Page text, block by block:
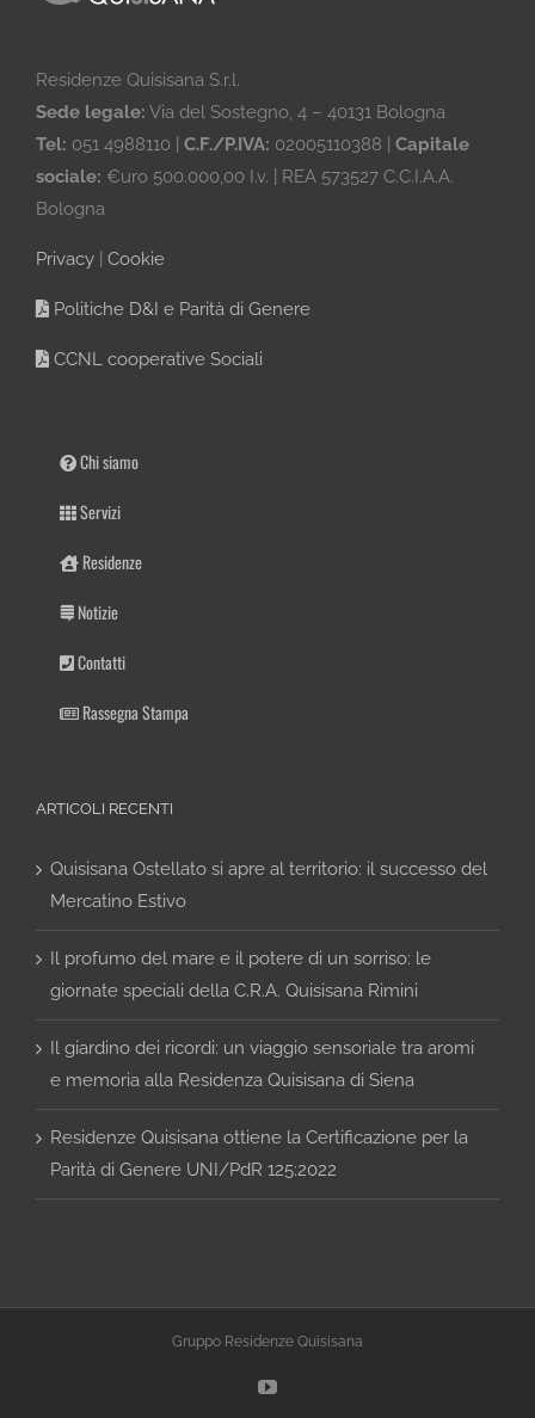
Residenze Quisisana S.r.l.
Sede legale: Via del Sostegno, 4 – 40131 Bologna
Tel: 051 4988110 | C.F./P.IVA: 02005110388 | Capitale
sociale: €uro 500.000,00 I.v. | REA 573527 C.C.I.A.A.
Bologna
Privacy Cookie
Politiche D&I e Parità di Genere
CCNL cooperative Sociali
Chi siamo
Servizi
Residenze
Notizie
Contatti
Rassegna Stampa
ARTICOLI RECENTI
Quisisana Ostellato si apre al territorio: il successo del
Mercatino Estivo
Il profumo del mare e il potere di un sorriso: le
giornate speciali della C.R.A. Quisisana Rimini
Il giardino dei ricordi: un viaggio sensoriale tra aromi
e memoria alla Residenza Quisisana di Siena
Residenze Quisisana ottiene la Certificazione per la
Parità di Genere UNI/PdR 125:2022
Gruppo Residenze Quisisana
YouTube